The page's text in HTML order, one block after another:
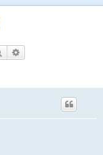
e
Search